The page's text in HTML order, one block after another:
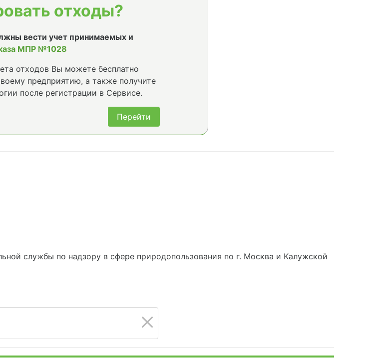
отходы?
вести учет принимаемых и
МПР №1028
отходов Вы можете бесплатно
предприятию, а также получите
после регистрации в Сервисе.
Перейти
службы по надзору в сфере природопользования по г. Москва и Калужской